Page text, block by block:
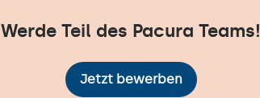
Werde Teil des Pacura Teams!
Jetzt bewerben